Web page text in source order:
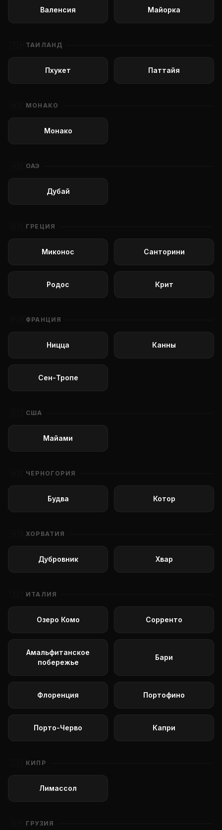
Валенсия Майорка
ТАИЛАНД
Пхукет Паттайя
МОНАКО
Монако
ОАЭ
Дубай
ГРЕЦИЯ
Миконос Санторини
Родос Крит
ФРАНЦИЯ
Ницца Канны
Сен-Тропе
США
Майами
ЧЕРНОГОРИЯ
Будва Котор
ХОРВАТИЯ
Дубровник Хвар
ИТАЛИЯ
Озеро Комо Сорренто
Амальфитанское
побережье
Бари
Флоренция Портофино
Порто-Черво Капри
КИПР
Лимассол
ГРУЗИЯ